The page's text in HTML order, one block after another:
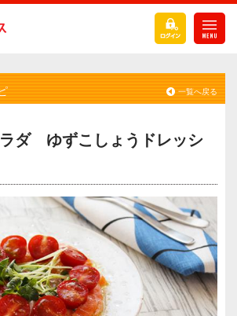
一覧へ戻る
ダ ゆずこしょうドレッシ